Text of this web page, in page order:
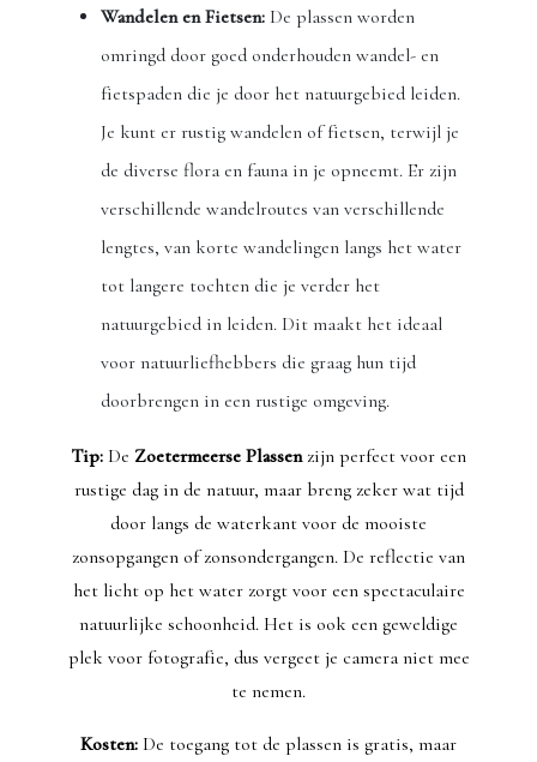
Wandelen en Fietsen: De plassen worden
omringd door goed onderhouden wandel- en
fietspaden die je door het natuurgebied leiden.
Je kunt er rustig wandelen of fietsen, terwijl je
de diverse flora en fauna in je opneemt. Er zijn
verschillende wandelroutes van verschillende
lengtes, van korte wandelingen langs het water
tot langere tochten die je verder het
natuurgebied in leiden. Dit maakt het ideaal
voor natuurliefhebbers die graag hun tijd
doorbrengen in een rustige omgeving.
Tip: De Zoetermeerse Plassenzijn perfect voor een
rustige dag in de natuur, maar breng zeker wat tijd
door langs de waterkant voor de mooiste
zonsopgangen of zonsondergangen. De reflectie van
het licht op het water zorgt voor een spectaculaire
natuurlijke schoonheid. Het is ook een geweldige
plek voor fotografie, dus vergeet je camera niet mee
te nemen.
Kosten: De toegang tot de plassen is gratis, maar